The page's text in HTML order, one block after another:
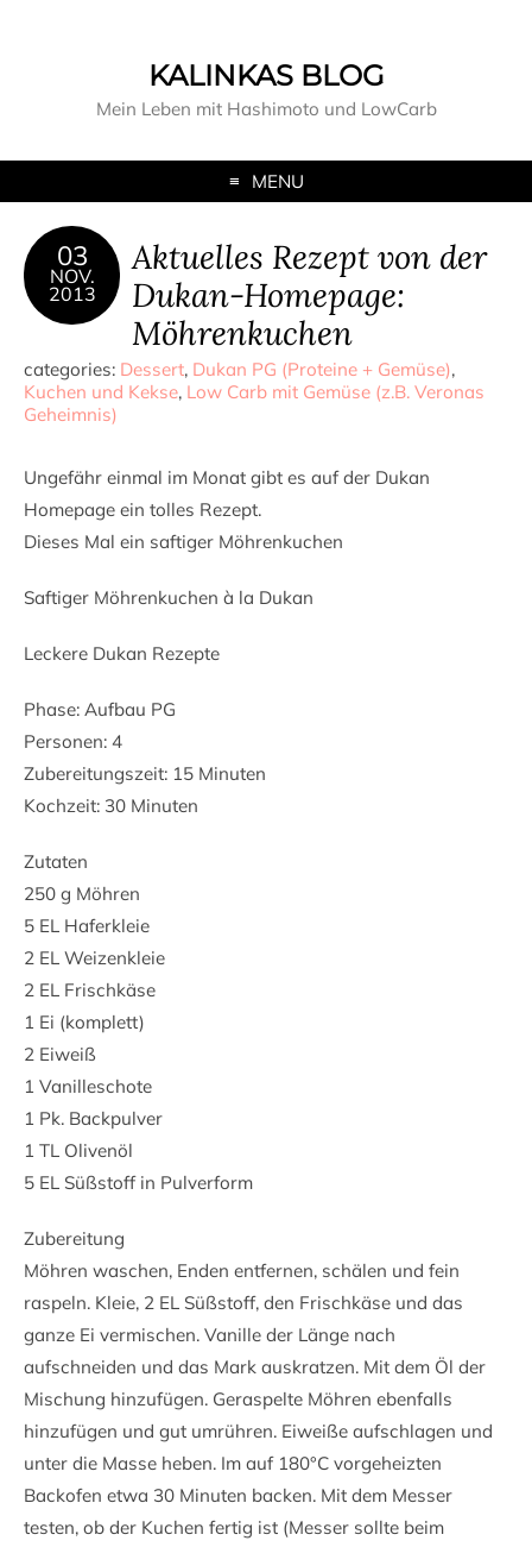
KALINKAS BLOG
Mein Leben mit Hashimoto und LowCarb
MENU
03
NOV.
2013
Aktuelles Rezept von der
Dukan-Homepage:
Möhrenkuchen
categories: Dessert, Dukan PG (Proteine + Gemüse),
Kuchen und Kekse, Low Carb mit Gemüse (z.B. Veronas
Geheimnis)
Ungefähr einmal im Monat gibt es auf der Dukan
Homepage ein tolles Rezept.
Dieses Mal ein saftiger Möhrenkuchen
Saftiger Möhrenkuchen à la Dukan
Leckere Dukan Rezepte
Phase: Aufbau PG
Personen: 4
Zubereitungszeit: 15 Minuten
Kochzeit: 30 Minuten
Zutaten
250 g Möhren
5 EL Haferkleie
2 EL Weizenkleie
2 EL Frischkäse
1 Ei (komplett)
2 Eiweiß
1 Vanilleschote
1 Pk. Backpulver
1 TL Olivenöl
5 EL Süßstoff in Pulverform
Zubereitung
Möhren waschen, Enden entfernen, schälen und fein
raspeln. Kleie, 2 EL Süßstoff, den Frischkäse und das
ganze Ei vermischen. Vanille der Länge nach
aufschneiden und das Mark auskratzen. Mit dem Öl der
Mischung hinzufügen. Geraspelte Möhren ebenfalls
hinzufügen und gut umrühren. Eiweiße aufschlagen und
unter die Masse heben. Im auf 180°C vorgeheizten
Backofen etwa 30 Minuten backen. Mit dem Messer
testen, ob der Kuchen fertig ist (Messer sollte beim